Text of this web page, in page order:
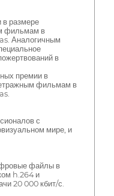
в размере
фильмам в
Аналогичным
в
премии в
фильмам в
с
мире, и
файлы в
h.264 и
20 000 кбит/с.